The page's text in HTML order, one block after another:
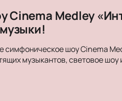
Cinema Medley
симфоническое шоу Cinema
музыкантов, световое